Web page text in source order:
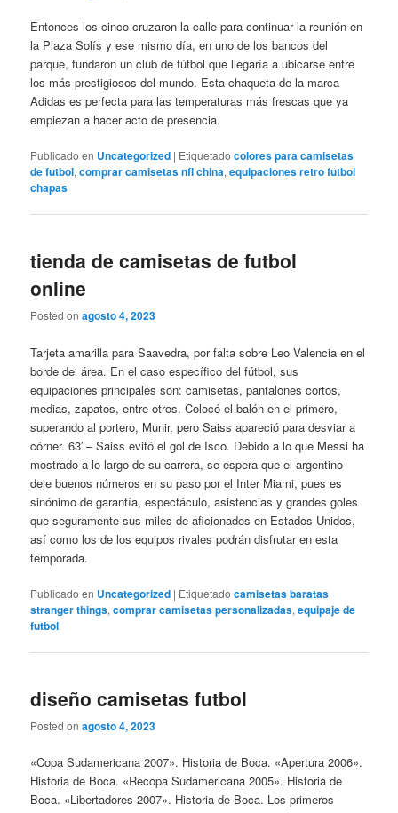
Entonces los cinco cruzaron la calle para continuar la reunión en
la Plaza Solís y ese mismo día, en uno de los bancos del
parque, fundaron un club de fútbol que llegaría a ubicarse entre
los más prestigiosos del mundo. Esta chaqueta de la marca
Adidas es perfecta para las temperaturas más frescas que ya
empiezan a hacer acto de presencia.
Publicado en Uncategorized | Etiquetado colores para camisetas
de futbol,comprar camisetas nfl china,equipaciones retro futbol
chapas
tienda de camisetas de futbol
online
Posted onagosto 4, 2023
Tarjeta amarilla para Saavedra, por falta sobre Leo Valencia en el
borde del área. En el caso específico del fútbol, sus
equipaciones principales son: camisetas, pantalones cortos,
medias, zapatos, entre otros. Colocó el balón en el primero,
superando al portero, Munir, pero Saiss apareció para desviar a
córner. 63′ – Saiss evitó el gol de Isco. Debido a lo que Messi ha
mostrado a lo largo de su carrera, se espera que el argentino
deje buenos números en su paso por el Inter Miami, pues es
sinónimo de garantía, espectáculo, asistencias y grandes goles
que seguramente sus miles de aficionados en Estados Unidos,
así como los de los equipos rivales podrán disfrutar en esta
temporada.
Publicado en Uncategorized | Etiquetado camisetas baratas
stranger things,comprar camisetas personalizadas,equipaje de
futbol
diseño camisetas futbol
Posted onagosto 4, 2023
«Copa Sudamericana 2007». Historia de Boca. «Apertura 2006».
Historia de Boca. «Recopa Sudamericana 2005». Historia de
Boca. «Libertadores 2007». Historia de Boca. Los primeros